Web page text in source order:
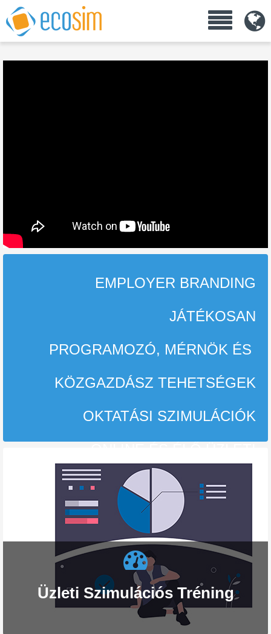
EMPLOYER BRANDING
JÁTÉKOSAN
PROGRAMOZÓ, MÉRNÖK ÉS
KÖZGAZDÁSZ TEHETSÉGEK
OKTATÁSI SZIMULÁCIÓK
TRÉNINGEK
Üzleti Szimulációs Tréning